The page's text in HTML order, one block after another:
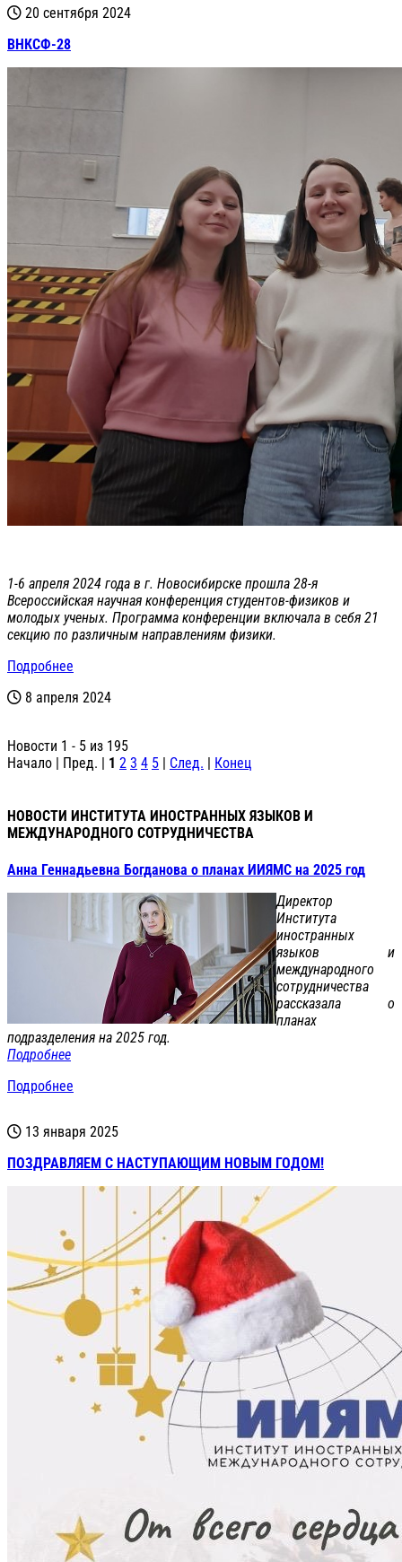
20 сентября 2024
ВНКСФ-28
1-6 апреля 2024 года в г. Новосибирске прошла 28-я
Всероссийская научная конференция студентов-физиков и
молодых ученых. Программа конференции включала в себя 21
секцию по различным направлениям физики.
Подробнее
8 апреля 2024
Новости 1 - 5 из 195
Начало | Пред. | 1 2 3 4 5 | След. | Конец
НОВОСТИ ИНСТИТУТА ИНОСТРАННЫХ ЯЗЫКОВ И
МЕЖДУНАРОДНОГО СОТРУДНИЧЕСТВА
Анна Геннадьевна Богданова о планах ИИЯМС на 2025 год
Директор
Института
иностранных
языков и
международного
сотрудничества
рассказала о
планах
подразделения на 2025 год.
Подробнее
Подробнее
13 января 2025
ПОЗДРАВЛЯЕМ С НАСТУПАЮЩИМ НОВЫМ ГОДОМ!